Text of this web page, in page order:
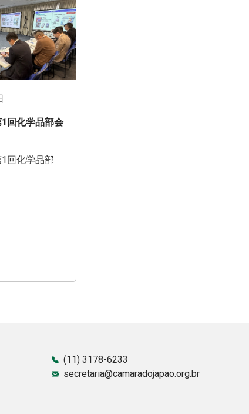
回化学品部会
回化学品部
(11) 3178-6233
secretaria@camaradojapao.org.br